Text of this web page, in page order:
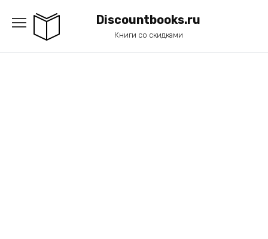
содержанию
Discountbooks.ru
Книги со скидками